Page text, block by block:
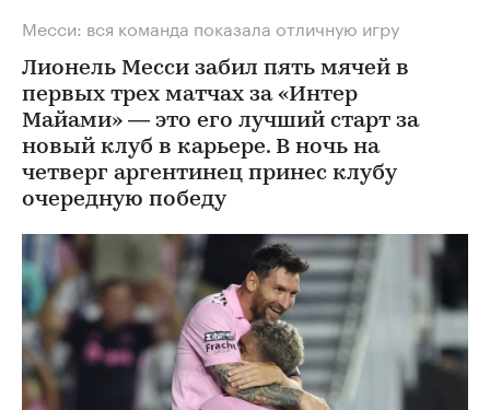
Месси: вся команда показала отличную игру
Лионель Месси забил пять мячей в
первых трех матчах за «Интер
Майами» — это его лучший старт за
новый клуб в карьере. В ночь на
четверг аргентинец принес клубу
очередную победу